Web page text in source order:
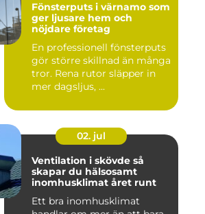
Fönsterputs i värnamo som
ger ljusare hem och
nöjdare företag
En professionell fönsterputs
gör större skillnad än många
tror. Rena rutor släpper in
mer dagsljus, ...
02. jul
Ventilation i skövde så
skapar du hälsosamt
inomhusklimat året runt
Ett bra inomhusklimat